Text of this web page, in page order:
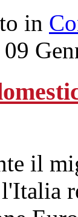
in
il
l'Italia